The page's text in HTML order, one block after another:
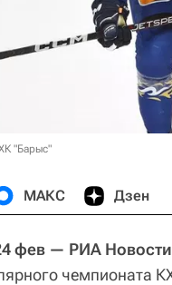
"Барыс"
МАКС Дзен
фев — РИА
чемпионата